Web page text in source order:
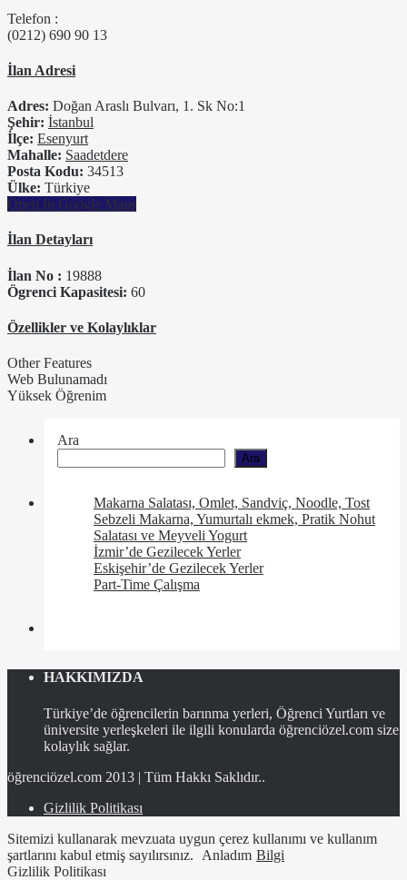
Telefon :
(0212) 690 90 13
İlan Adresi
Adres: Doğan Araslı Bulvarı, 1. Sk No:1
Şehir: İstanbul
İlçe: Esenyurt
Mahalle: Saadetdere
Posta Kodu: 34513
Ülke: Türkiye
Open In Google Maps
İlan Detayları
İlan No : 19888
Ögrenci Kapasitesi: 60
Özellikler ve Kolaylıklar
Other Features
Web Bulunamadı
Yüksek Öğrenim
Ara
Ara
Makarna Salatası, Omlet, Sandviç, Noodle, Tost
Sebzeli Makarna, Yumurtalı ekmek, Pratik Nohut
Salatası ve Meyveli Yogurt
İzmir’de Gezilecek Yerler
Eskişehir’de Gezilecek Yerler
Part-Time Çalışma
HAKKIMIZDA
Türkiye’de öğrencilerin barınma yerleri, Öğrenci Yurtları ve
üniversite yerleşkeleri ile ilgili konularda öğrenciözel.com size
kolaylık sağlar.
öğrenciözel.com 2013 | Tüm Hakkı Saklıdır..
Gizlilik Politikası
Sitemizi kullanarak mevzuata uygun çerez kullanımı ve kullanım
şartlarını kabul etmiş sayılırsınız.
Anladım Bilgi
Gizlilik Politikası